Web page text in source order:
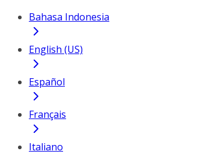
Bahasa Indonesia
English (US)
Español
Français
Italiano